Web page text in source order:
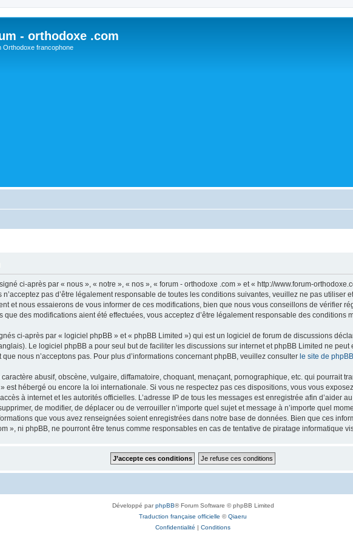
- orthodoxe .com
Orthodoxe francophone
ci-après par « nous », « notre », « nos », « forum - orthodoxe .com » et « http://www.forum-
pas d’être légalement responsable de toutes les conditions suivantes, veuillez ne pas utiliser
et nous essaierons de vous informer de ces modifications, bien que nous vous conseillons de vérifier
des modifications aient été effectuées, vous acceptez d’être légalement responsable des conditions
ci-après par « logiciel phpBB » et « phpBB Limited ») qui est un logiciel de forum de discussions
Le logiciel phpBB a pour seul but de faciliter les discussions sur internet et phpBB Limited ne
nous n’acceptons pas. Pour plus d’informations concernant phpBB, veuillez consulter le site de phpBB
abusif, obscène, vulgaire, diffamatoire, choquant, menaçant, pornographique, etc. qui pourrait
est hébergé ou encore la loi internationale. Si vous ne respectez pas ces dispositions, vous vous
à internet et les autorités officielles. L’adresse IP de tous les messages est enregistrée afin d’aider
de modifier, de déplacer ou de verrouiller n’importe quel sujet et message à n’importe quel
que vous avez renseignées soient enregistrées dans notre base de données. Bien que ces
», ni phpBB, ne pourront être tenus comme responsables en cas de tentative de piratage informatique
Développé parphpBB® Forum Software © phpBB Limited
Traduction française officielle ©Qiaeru
Confidentialité | Conditions